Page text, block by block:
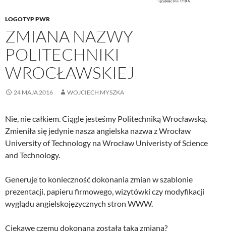
LOGOTYP PWR
ZMIANA NAZWY
POLITECHNIKI
WROCŁAWSKIEJ
24 MAJA 2016 WOJCIECH MYSZKA
Nie, nie całkiem. Ciągle jesteśmy Politechniką Wrocławską.
Zmieniła się jedynie nasza angielska nazwa z Wrocław
University of Technology na Wrocław Univeristy of Science
and Technology.
Generuje to konieczność dokonania zmian w szablonie
prezentacji, papieru firmowego, wizytówki czy modyfikacji
wyglądu angielskojęzycznych stron WWW.
Ciekawe czemu dokonana została taka zmiana?